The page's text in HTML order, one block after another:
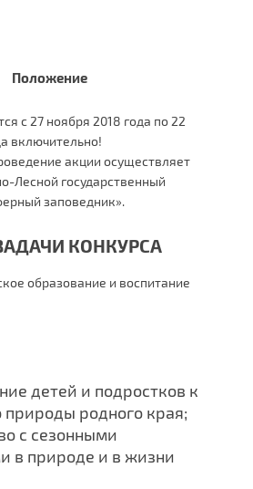
Положение
с 27 ноября 2018 года по 22
включительно!
акции осуществляет
Лесной государственный
заповедник».
КОНКУРСА
образование и воспитание
детей и подростков к
родного края;
с сезонными
в природе и в жизни